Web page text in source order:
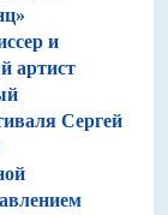
и
артист
Сергей